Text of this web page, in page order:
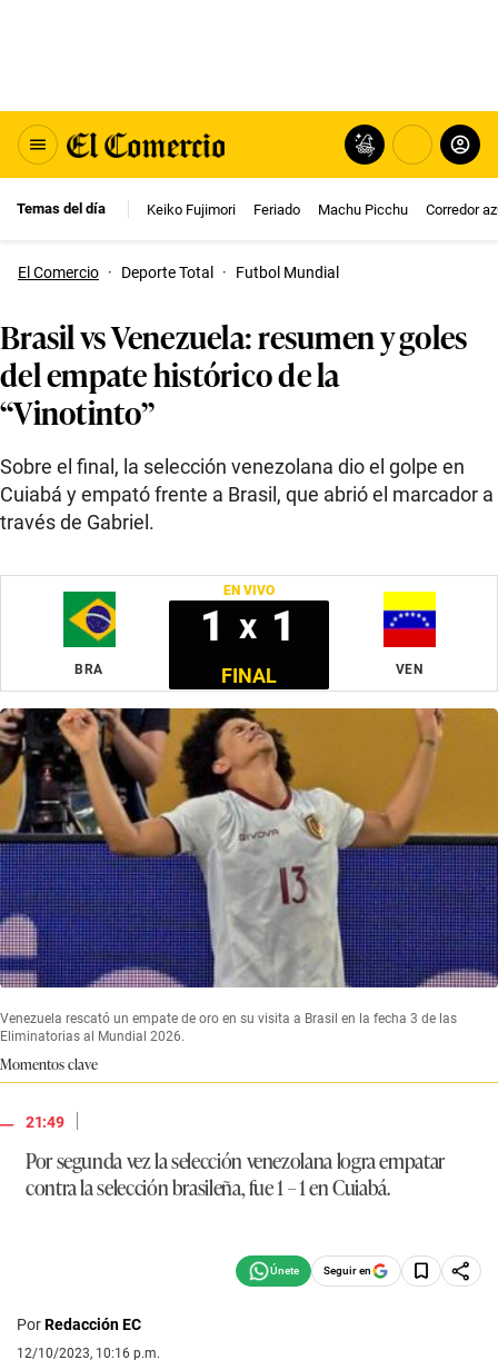
Temas del día Keiko Fujimori Feriado Machu Picchu Corredor
El Comercio · Deporte Total · Futbol Mundial
Brasil vs Venezuela: resumen y goles
del empate histórico de la
“Vinotinto”
Sobre el final, la selección venezolana dio el golpe en
Cuiabá y empató frente a Brasil, que abrió el marcador a
través de Gabriel.
EN VIVO
BRA
1 x 1
FINAL VEN
Venezuela rescató un empate de oro en su visita a Brasil en la fecha 3 de las
Eliminatorias al Mundial 2026.
Momentos clave
21:49
|
Por segunda vez la selección venezolana logra empatar
contra la selección brasileña, fue 1 – 1 en Cuiabá.
Seguir en
PorRedacción EC
12/10/2023, 10:16 p.m.